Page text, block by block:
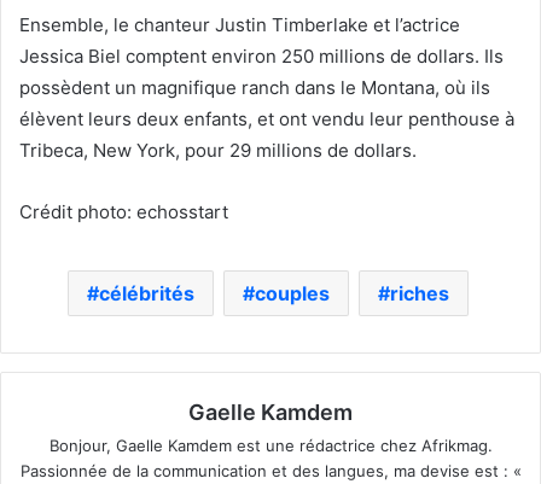
Ensemble, le chanteur Justin Timberlake et l’actrice
Jessica Biel comptent environ 250 millions de dollars. Ils
possèdent un magnifique ranch dans le Montana, où ils
élèvent leurs deux enfants, et ont vendu leur penthouse à
Tribeca, New York, pour 29 millions de dollars.
Crédit photo: echosstart
célébrités couples riches
Gaelle Kamdem
Bonjour, Gaelle Kamdem est une rédactrice chez Afrikmag.
Passionnée de la communication et des langues, ma devise est : «